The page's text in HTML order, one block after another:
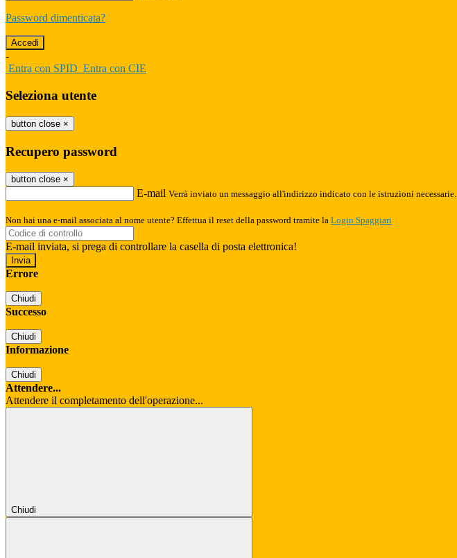
Password dimenticata?
-
Entra con SPID Entra con CIE
Seleziona utente
button close ×
Recupero password
button close ×
E-mail Verrà inviato un messaggio all'indirizzo indicato con le istruzioni necessarie.
Non hai una e-mail associata al nome utente? Effettua il reset della password tramite la Login Spaggiari
E-mail inviata, si prega di controllare la casella di posta elettronica!
Errore
Chiudi
Successo
Chiudi
Informazione
Chiudi
Attendere...
Attendere il completamento dell'operazione...
Chiudi